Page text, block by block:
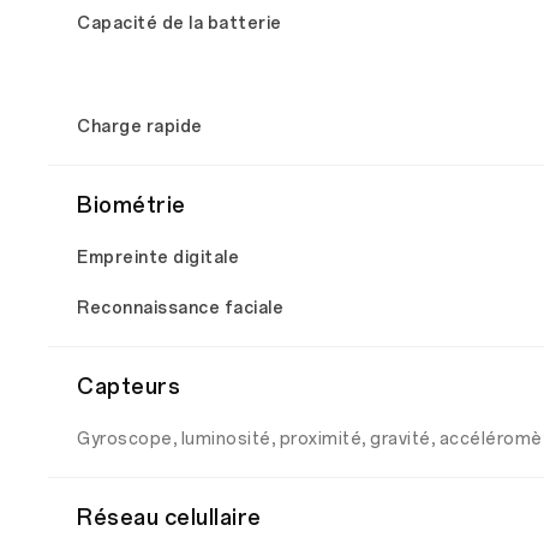
Capacité de la batterie
Charge rapide
Biométrie
Empreinte digitale
Reconnaissance faciale
Capteurs
Gyroscope, luminosité, proximité, gravité,
Réseau celullaire